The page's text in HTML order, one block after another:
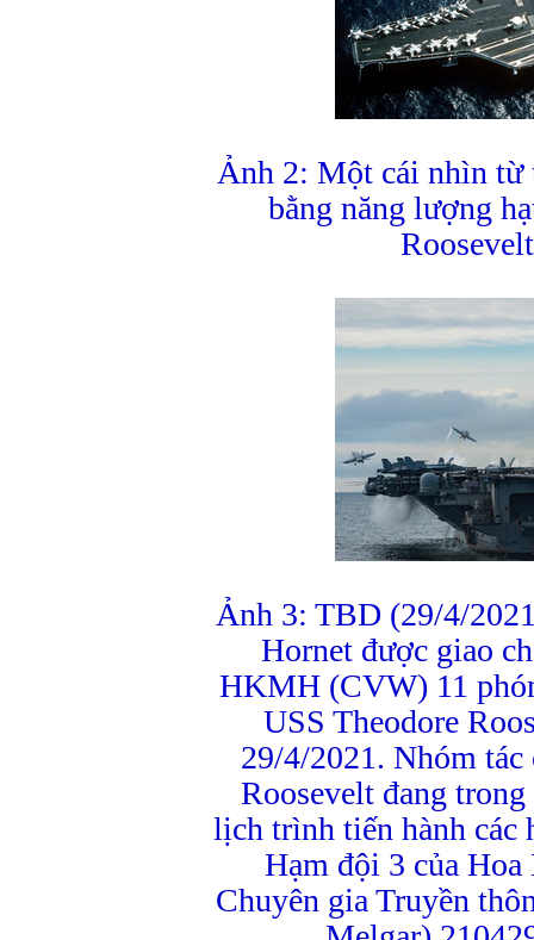
Ảnh 2: Một cái nhìn từ
bằng năng lượng
Ảnh 3: TBD (29/4/
Hornet được giao
HKMH (CVW) 11
USS Theodore
29/4/2021. Nhóm
Roosevelt đang
lịch trình tiến hành các
Hạm đội 3 của
Chuyên gia Truyền